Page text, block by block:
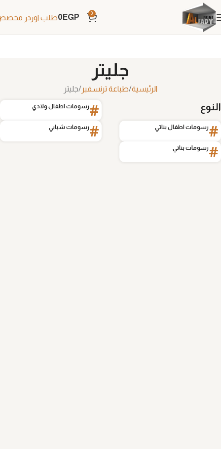
0
0 EGP طلب اوردر
جليتر
الرئيسية طباعة ترنسفير جليتر
النوع #رسومات اطفال ولادي
#رسومات اطفال بناتي #رسومات شبابي
#رسومات بناتي